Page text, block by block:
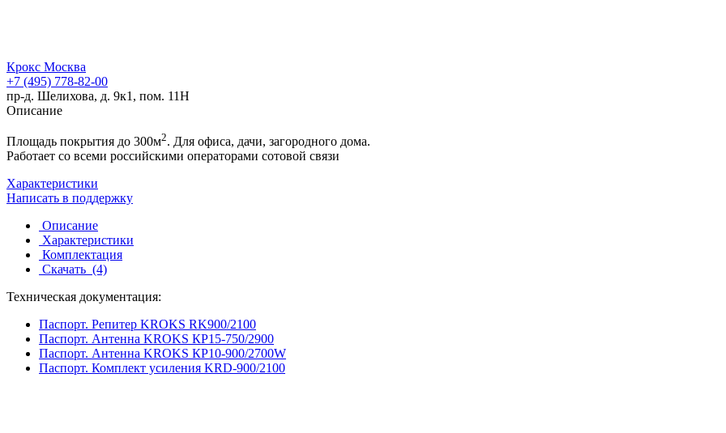
Крокс Москва
+7 (495) 778-82-00
пр-д. Шелихова, д. 9к1, пом. 11Н
Описание
Площадь покрытия до 300м2. Для офиса, дачи, загородного дома.
Работает со всеми российскими операторами сотовой связи
Характеристики
Написать в поддержку
Описание
Характеристики
Комплектация
Скачать (4)
Техническая документация:
Паспорт. Репитер KROKS RK900/2100
Паспорт. Антенна KROKS КР15-750/2900
Паспорт. Антенна KROKS КР10-900/2700W
Паспорт. Комплект усиления KRD-900/2100